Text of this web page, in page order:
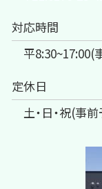
対応時間
平8:30~17:00(
定休日
土・日・祝(事